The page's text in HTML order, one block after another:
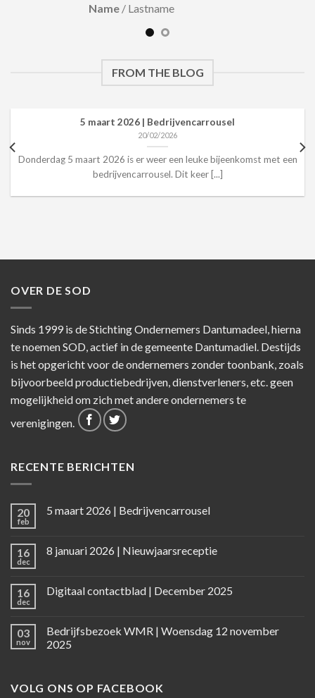
Name / Lastname
FROM THE BLOG
5 maart 2026 | Bedrijvencarrousel
20/02/2026
Donderdag 5 maart 2026 is er weer een leuke bijeenkomst met een
bedrijvencarrousel. Dit keer [...]
OVER DE SOD
Sinds 1999 is de Stichting Ondernemers Dantumadeel, hierna
te noemen SOD, actief in de gemeente Dantumadiel. Destijds
is het opgericht voor de ondernemers zonder toonbank, zoals
bijvoorbeeld productiebedrijven, dienstverleners, etc. geen
mogelijkheid om zich met andere ondernemers te
verenigingen.
RECENTE BERICHTEN
20
feb
5 maart 2026 | Bedrijvencarrousel
16
dec
8 januari 2026 | Nieuwjaarsreceptie
16
dec
Digitaal contactblad | December 2025
03
nov
Bedrijfsbezoek WMR | Woensdag 12 november
2025
VOLG ONS OP FACEBOOK